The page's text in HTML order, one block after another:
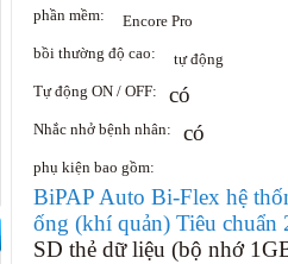
phần mềm:
Encore Pro
bồi thường độ cao:
tự động
Tự động ON / OFF:
có
Nhắc nhở bệnh nhân: có
phụ kiện bao gồm:
BiPAP Auto Bi-Flex hệ
ống (khí quản) Tiêu chuẩn
SD thẻ dữ liệu (bộ nhớ